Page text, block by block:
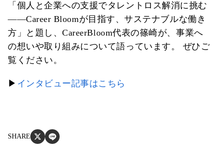
「個人と企業への支援でタレントロス解消に挑む
——Career Bloomが目指す、サステナブルな働き
方」と題し、CareerBloom代表の篠崎が、事業へ
の想いや取り組みについて語っています。 ぜひご
覧ください。
▶ インタビュー記事はこちら
SHARE